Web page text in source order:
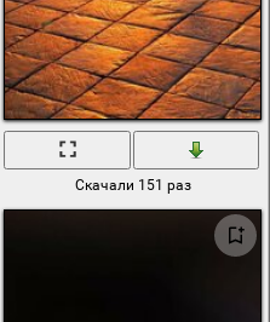
Скачали 151 раз